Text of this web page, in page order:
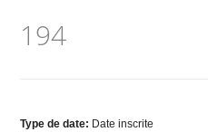
194
Type de date: Date inscrite